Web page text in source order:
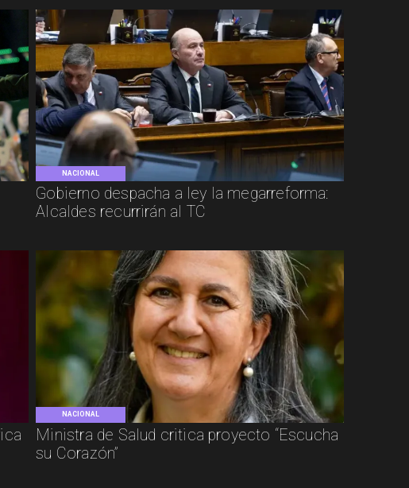
NACIONAL
Gobierno despacha a ley la megarreforma:
Alcaldes recurrirán al TC
NACIONAL
Ministra de Salud critica proyecto “Escucha
su Corazón”